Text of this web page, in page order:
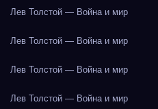
Лев Толстой — Война и мир
Лев Толстой — Война и мир
Лев Толстой — Война и мир
Лев Толстой — Война и мир